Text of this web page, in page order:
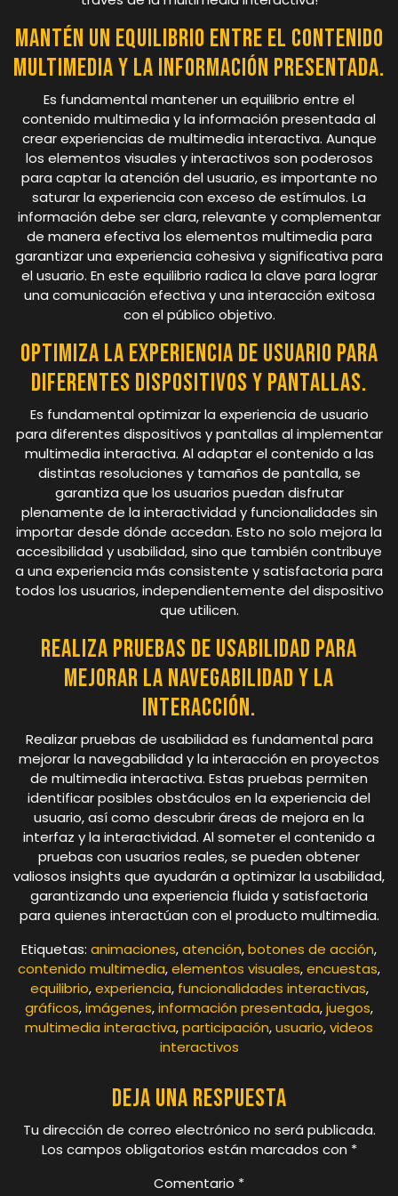
Mantén un equilibrio entre el contenido
multimedia y la información presentada.
Es fundamental mantener un equilibrio entre el
contenido multimedia y la información presentada al
crear experiencias de multimedia interactiva. Aunque
los elementos visuales y interactivos son poderosos
para captar la atención del usuario, es importante no
saturar la experiencia con exceso de estímulos. La
información debe ser clara, relevante y complementar
de manera efectiva los elementos multimedia para
garantizar una experiencia cohesiva y significativa para
el usuario. En este equilibrio radica la clave para lograr
una comunicación efectiva y una interacción exitosa
con el público objetivo.
Optimiza la experiencia de usuario para
diferentes dispositivos y pantallas.
Es fundamental optimizar la experiencia de usuario
para diferentes dispositivos y pantallas al implementar
multimedia interactiva. Al adaptar el contenido a las
distintas resoluciones y tamaños de pantalla, se
garantiza que los usuarios puedan disfrutar
plenamente de la interactividad y funcionalidades sin
importar desde dónde accedan. Esto no solo mejora la
accesibilidad y usabilidad, sino que también contribuye
a una experiencia más consistente y satisfactoria para
todos los usuarios, independientemente del dispositivo
que utilicen.
Realiza pruebas de usabilidad para
mejorar la navegabilidad y la
interacción.
Realizar pruebas de usabilidad es fundamental para
mejorar la navegabilidad y la interacción en proyectos
de multimedia interactiva. Estas pruebas permiten
identificar posibles obstáculos en la experiencia del
usuario, así como descubrir áreas de mejora en la
interfaz y la interactividad. Al someter el contenido a
pruebas con usuarios reales, se pueden obtener
valiosos insights que ayudarán a optimizar la usabilidad,
garantizando una experiencia fluida y satisfactoria
para quienes interactúan con el producto multimedia.
Etiquetas: animaciones,atención,botones de acción,
contenido multimedia,elementos visuales,encuestas,
equilibrio,experiencia, funcionalidades interactivas,
gráficos,imágenes,información presentada,juegos,
multimedia interactiva,participación,usuario,videos
interactivos
Deja una respuesta
Tu dirección de correo electrónico no será publicada.
Los campos obligatorios están marcados con *
Comentario *